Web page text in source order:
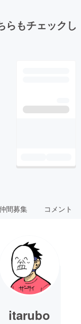
らもチェックし
間募集 コメント
itarubo